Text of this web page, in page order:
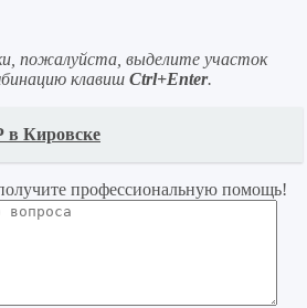
пожалуйста, выделите участок
клавиш Ctrl+Enter.
в Кировске
профессиональную помощь!